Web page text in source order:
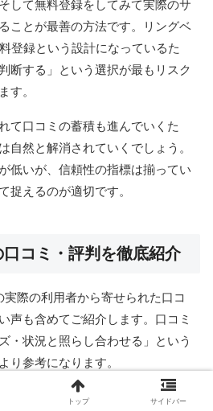
して無料登録をしてみて実際のサ
ことが最善の方法です。リングベ
登録という設計になっているた
断する」という選択が最もリスク
す。
て口コミの蓄積も進んでいくた
自然と解消されていくでしょう。
低いが、信頼性の指標は揃ってい
捉えるのが適切です。
コミ・評判を徹底紹介
際の利用者から寄せられた口コ
声も含めてご紹介します。口コミ
・状況と照らし合わせる」という
り参考になります。
トップ サイドバー